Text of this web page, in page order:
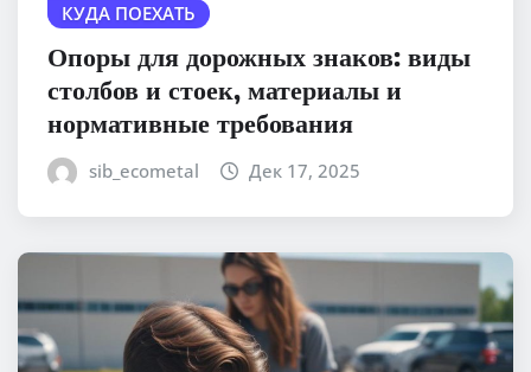
КУДА ПОЕХАТЬ
Опоры для дорожных знаков: виды
столбов и стоек, материалы и
нормативные требования
sib_ecometal Дек 17, 2025